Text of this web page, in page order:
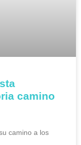
camino
camino a los